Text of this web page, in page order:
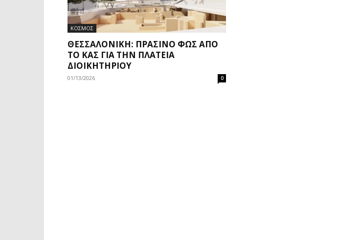
ΚΟΣΜΟΣ
ΘΕΣΣΑΛΟΝΊΚΗ: ΠΡΆΣΙΝΟ ΦΩΣ ΑΠΌ
ΤΟ ΚΑΣ ΓΙΑ ΤΗΝ ΠΛΑΤΕΊΑ
ΔΙΟΙΚΗΤΗΡΊΟΥ
01/13/2026 0